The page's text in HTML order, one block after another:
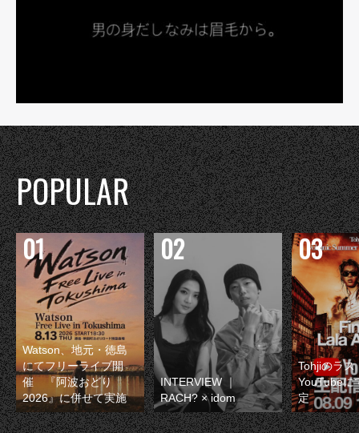
POPULAR
Watson、地元・徳島
にてフリーライブ開
催 『阿波おどり
2026』に併せて実施
INTERVIEW ｜
RACH? × idom
Tohjiのラス
YouTubeに
定